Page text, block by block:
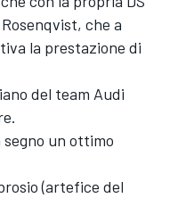
che a
la prestazione di
del team Audi
segno un ottimo
(artefice del